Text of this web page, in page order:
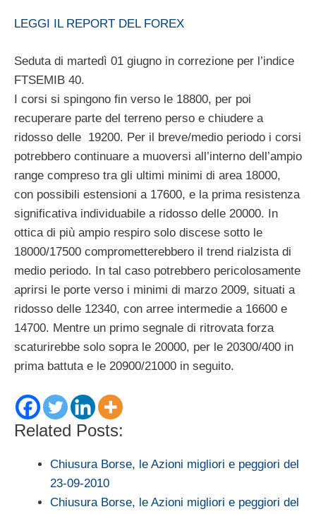
LEGGI IL REPORT DEL FOREX
Seduta di martedì 01 giugno in correzione per l’indice
FTSEMIB 40.
I corsi si spingono fin verso le 18800, per poi
recuperare parte del terreno perso e chiudere a
ridosso delle 19200. Per il breve/medio periodo i corsi
potrebbero continuare a muoversi all’interno dell’ampio
range compreso tra gli ultimi minimi di area 18000,
con possibili estensioni a 17600, e la prima resistenza
significativa individuabile a ridosso delle 20000. In
ottica di più ampio respiro solo discese sotto le
18000/17500 comprometterebbero il trend rialzista di
medio periodo. In tal caso potrebbero pericolosamente
aprirsi le porte verso i minimi di marzo 2009, situati a
ridosso delle 12340, con arree intermedie a 16600 e
14700. Mentre un primo segnale di ritrovata forza
scaturirebbe solo sopra le 20000, per le 20300/400 in
prima battuta e le 20900/21000 in seguito.
Related Posts:
Chiusura Borse, le Azioni migliori e peggiori del
23-09-2010
Chiusura Borse, le Azioni migliori e peggiori del